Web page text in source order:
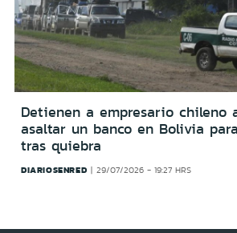
Detienen a empresario chileno
asaltar un banco en Bolivia
tras quiebra
DIARIOSENRED 29/07/2026 - 19:27 HRS